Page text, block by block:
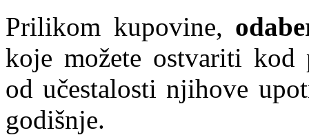
Prilikom kupovine,
koje možete ostvariti kod
od učestalosti njihove
godišnje.